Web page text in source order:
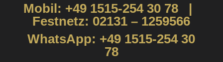
Mobil: +49 1515-254 30 78 |
Festnetz: 02131 – 1259566
WhatsApp: +49 1515-254 30
78